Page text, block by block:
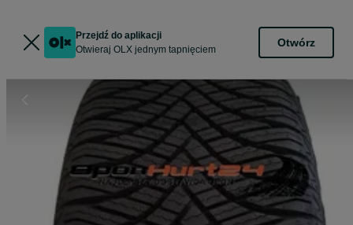
Przejdź do aplikacji
Otwieraj OLX jednym tapnięciem
Otwórz